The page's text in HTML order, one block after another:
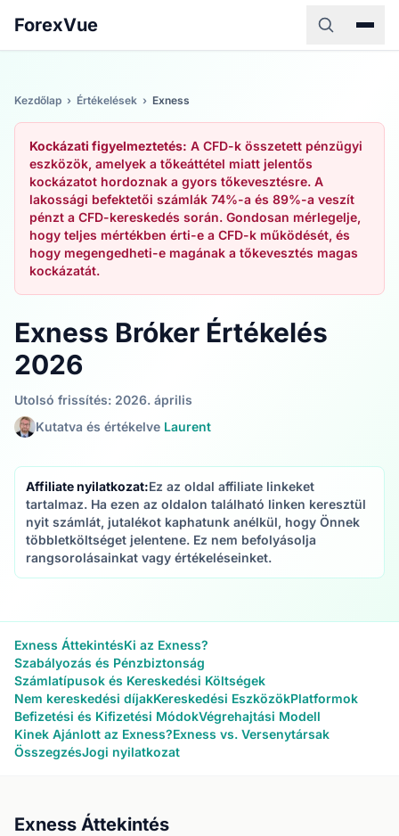
ForexVue
Kezdőlap › Értékelések › Exness
Kockázati figyelmeztetés: A CFD-k összetett pénzügyi
eszközök, amelyek a tőkeáttétel miatt jelentős
kockázatot hordoznak a gyors tőkevesztésre. A
lakossági befektetői számlák 74%-a és 89%-a veszít
pénzt a CFD-kereskedés során. Gondosan mérlegelje,
hogy teljes mértékben érti-e a CFD-k működését, és
hogy megengedheti-e magának a tőkevesztés magas
kockázatát.
Exness Bróker Értékelés
2026
Utolsó frissítés: 2026. április
Kutatva és értékelve Laurent
Affiliate nyilatkozat:Ez az oldal affiliate linkeket
tartalmaz. Ha ezen az oldalon található linken keresztül
nyit számlát, jutalékot kaphatunk anélkül, hogy Önnek
többletköltséget jelentene. Ez nem befolyásolja
rangsorolásainkat vagy értékeléseinket.
Exness ÁttekintésKi az Exness?
Szabályozás és Pénzbiztonság
Számlatípusok és Kereskedési Költségek
Nem kereskedési díjakKereskedési EszközökPlatformok
Befizetési és Kifizetési MódokVégrehajtási Modell
Kinek Ajánlott az Exness?Exness vs. Versenytársak
ÖsszegzésJogi nyilatkozat
Exness Áttekintés